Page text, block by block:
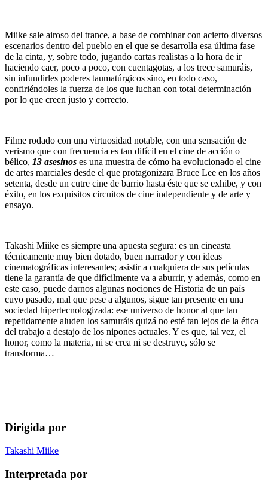
Miike sale airoso del trance, a base de combinar con acierto diversos
escenarios dentro del pueblo en el que se desarrolla esa última fase
de la cinta, y, sobre todo, jugando cartas realistas a la hora de ir
haciendo caer, poco a poco, con cuentagotas, a los trece samuráis,
sin infundirles poderes taumatúrgicos sino, en todo caso,
confiriéndoles la fuerza de los que luchan con total determinación
por lo que creen justo y correcto.
Filme rodado con una virtuosidad notable, con una sensación de
verismo que con frecuencia es tan difícil en el cine de acción o
bélico, 13 asesinos es una muestra de cómo ha evolucionado el cine
de artes marciales desde el que protagonizara Bruce Lee en los años
setenta, desde un cutre cine de barrio hasta éste que se exhibe, y con
éxito, en los exquisitos circuitos de cine independiente y de arte y
ensayo.
Takashi Miike es siempre una apuesta segura: es un cineasta
técnicamente muy bien dotado, buen narrador y con ideas
cinematográficas interesantes; asistir a cualquiera de sus películas
tiene la garantía de que difícilmente va a aburrir, y además, como en
este caso, puede darnos algunas nociones de Historia de un país
cuyo pasado, mal que pese a algunos, sigue tan presente en una
sociedad hipertecnologizada: ese universo de honor al que tan
repetidamente aluden los samuráis quizá no esté tan lejos de la ética
del trabajo a destajo de los nipones actuales. Y es que, tal vez, el
honor, como la materia, ni se crea ni se destruye, sólo se
transforma…
Dirigida por
Takashi Miike
Interpretada por